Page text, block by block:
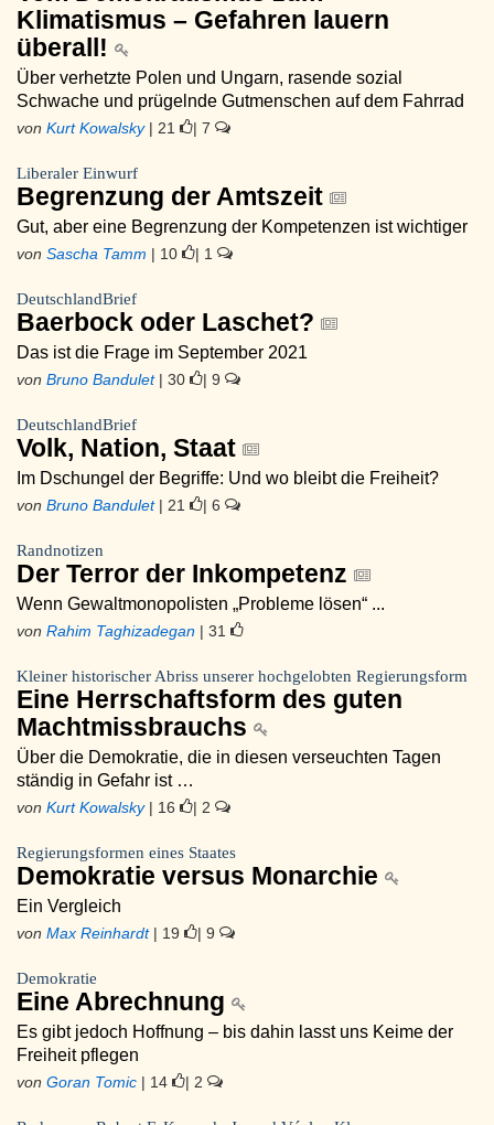
Klimatismus – Gefahren lauern
überall!
Über verhetzte Polen und Ungarn, rasende sozial
Schwache und prügelnde Gutmenschen auf dem Fahrrad
von Kurt Kowalsky| 21 | 7
Liberaler Einwurf
Begrenzung der Amtszeit
Gut, aber eine Begrenzung der Kompetenzen ist wichtiger
von Sascha Tamm | 10 | 1
DeutschlandBrief
Baerbock oder Laschet?
Das ist die Frage im September 2021
von Bruno Bandulet| 30 | 9
DeutschlandBrief
Volk, Nation, Staat
Im Dschungel der Begriffe: Und wo bleibt die Freiheit?
von Bruno Bandulet| 21 | 6
Randnotizen
Der Terror der Inkompetenz
Wenn Gewaltmonopolisten „Probleme lösen“ ...
von Rahim Taghizadegan | 31
Kleiner historischer Abriss unserer hochgelobten Regierungsform
Eine Herrschaftsform des guten
Machtmissbrauchs
Über die Demokratie, die in diesen verseuchten Tagen
ständig in Gefahr ist …
von Kurt Kowalsky| 16 | 2
Regierungsformen eines Staates
Demokratie versus Monarchie
Ein Vergleich
von Max Reinhardt| 19 | 9
Demokratie
Eine Abrechnung
Es gibt jedoch Hoffnung – bis dahin lasst uns Keime der
Freiheit pflegen
von Goran Tomic | 14 | 2